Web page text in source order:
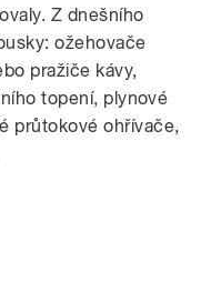
Z dnešního
ožehovače
pražiče kávy,
topení, plynové
průtokové ohřívače,